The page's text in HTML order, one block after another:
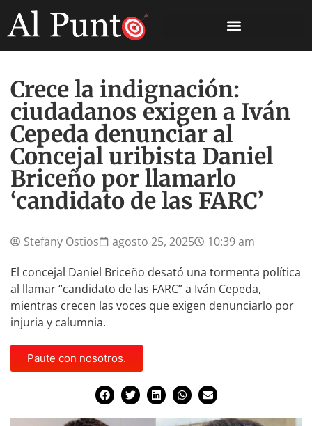
Crece la indignación:
ciudadanos exigen a Iván
Cepeda denunciar al
Concejal uribista Daniel
Briceño por llamarlo
‘candidato de las FARC’
Stefany Ostios agosto 25, 2025
10:39 am
El concejal Daniel Briceño desató una tormenta política
al llamar “candidato de las FARC” a Iván Cepeda,
mientras crecen las voces que exigen denunciarlo por
injuria y calumnia.
Paute con nosotros.